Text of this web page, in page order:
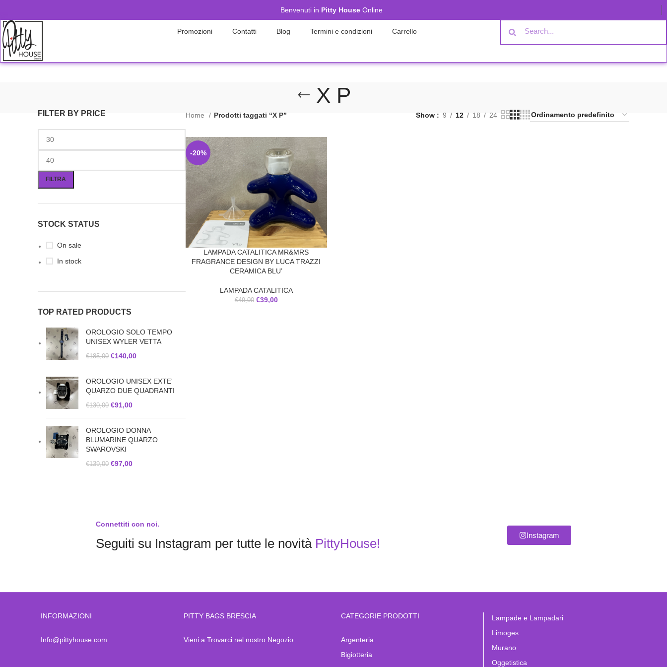
Benvenuti in Pitty House Online
Promozioni Contatti Blog Termini e condizioni Carrello
X P
FILTER BY PRICE
FILTRA
STOCK STATUS
On sale
In stock
TOP RATED PRODUCTS
OROLOGIO SOLO TEMPO
UNISEX WYLER VETTA
€185,00 €140,00
OROLOGIO UNISEX EXTE'
QUARZO DUE QUADRANTI
€130,00 €91,00
OROLOGIO DONNA
BLUMARINE QUARZO
SWAROVSKI
€139,00 €97,00
Home Prodotti taggati “X P” Show 9 12 18 24
-20%
LAMPADA CATALITICA MR&MRS
FRAGRANCE DESIGN BY LUCA TRAZZI
CERAMICA BLU’
LAMPADA CATALITICA
€49,00 €39,00
Connettiti con noi.
Seguiti su Instagram per tutte le novità PittyHouse!
Instagram
INFORMAZIONI
Info@pittyhouse.com
PITTY BAGS BRESCIA
Vieni a Trovarci nel nostro Negozio
CATEGORIE PRODOTTI
Argenteria
Bigiotteria
Lampade e Lampadari
Limoges
Murano
Oggetistica